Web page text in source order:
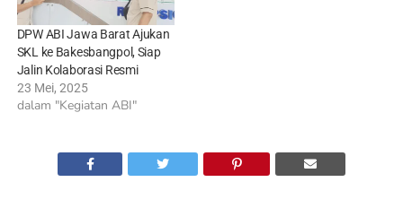
DPW ABI Jawa Barat Ajukan
SKL ke Bakesbangpol, Siap
Jalin Kolaborasi Resmi
23 Mei, 2025
dalam "Kegiatan ABI"